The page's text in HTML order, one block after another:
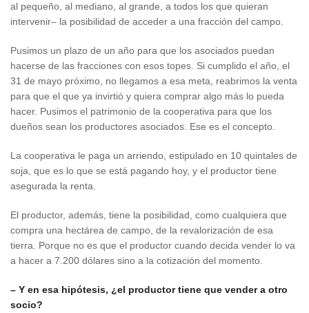
al pequeño, al mediano, al grande, a todos los que quieran
intervenir– la posibilidad de acceder a una fracción del campo.
Pusimos un plazo de un año para que los asociados puedan
hacerse de las fracciones con esos topes. Si cumplido el año, el
31 de mayo próximo, no llegamos a esa meta, reabrimos la venta
para que el que ya invirtió y quiera comprar algo más lo pueda
hacer. Pusimos el patrimonio de la cooperativa para que los
dueños sean los productores asociados. Ese es el concepto.
La cooperativa le paga un arriendo, estipulado en 10 quintales de
soja, que es lo que se está pagando hoy, y el productor tiene
asegurada la renta.
El productor, además, tiene la posibilidad, como cualquiera que
compra una hectárea de campo, de la revalorización de esa
tierra. Porque no es que el productor cuando decida vender lo va
a hacer a 7.200 dólares sino a la cotización del momento.
– Y en esa hipótesis, ¿el productor tiene que vender a otro
socio?